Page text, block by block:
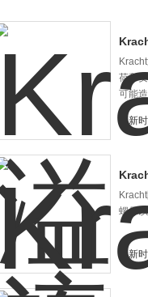
荷和
可能
更新
螺母
更新